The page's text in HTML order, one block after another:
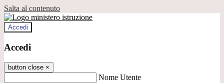
Salta al contenuto
Accedi
Accedi
button close ×
Nome Utente